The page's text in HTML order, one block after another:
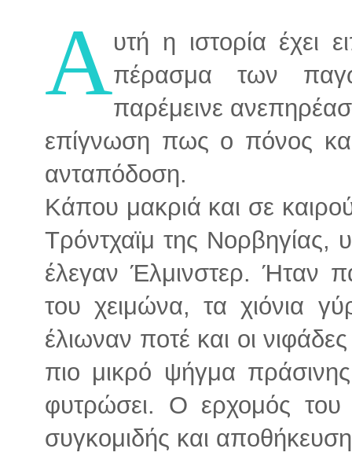
Αυτή η ιστορία έχει
πέρασμα των
παρέμεινε
επίγνωση πως ο πόνος
ανταπόδοση.
Κάπου μακριά και σε
Τρόντχαϊμ της Νορβηγίας,
έλεγαν Έλμινστερ. Ήταν
του χειμώνα, τα χιόνια
έλιωναν ποτέ και οι
πιο μικρό ψήγμα
φυτρώσει. Ο ερχομός του
συγκομιδής και